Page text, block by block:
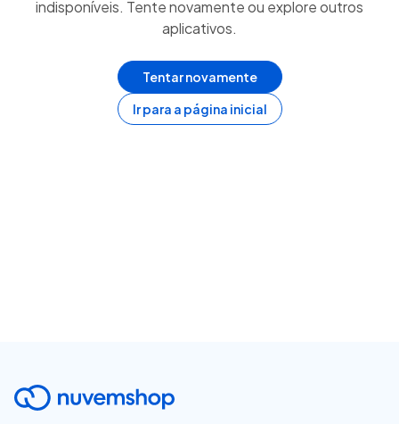
indisponíveis. Tente novamente ou explore outros
aplicativos.
Tentar novamente
Ir para a página inicial